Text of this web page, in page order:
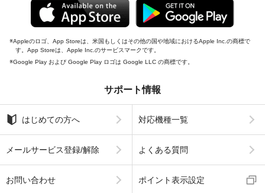
Appleのロゴ、App Storeは、米国もしくはその他の国や地域におけるApple Inc.の商標で
す。App Storeは、Apple Inc.のサービスマークです。
Google Play および Google Play ロゴは Google LLC の商標です。
サポート情報
はじめての方へ 対応機種一覧
メールサービス登録/解除 よくある質問
お問い合わせ ポイント表示設定